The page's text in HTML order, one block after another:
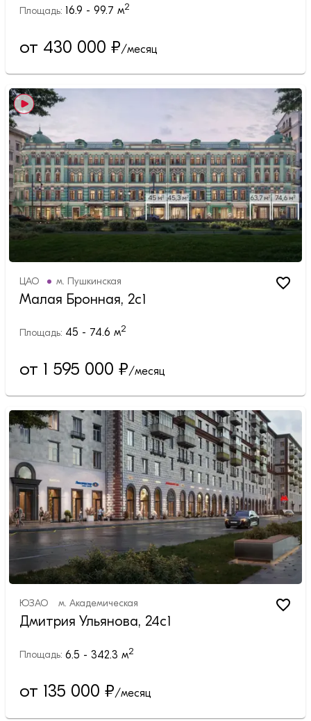
Площадь: 16.9 - 99.7 м2
от 430 000 ₽/месяц
ЦАО м. Пушкинская
Малая Бронная, 2с1
Площадь: 45 - 74.6 м2
от 1 595 000 ₽/месяц
ЮЗАО м. Академическая
Дмитрия Ульянова, 24с1
Площадь: 6.5 - 342.3 м2
от 135 000 ₽/месяц